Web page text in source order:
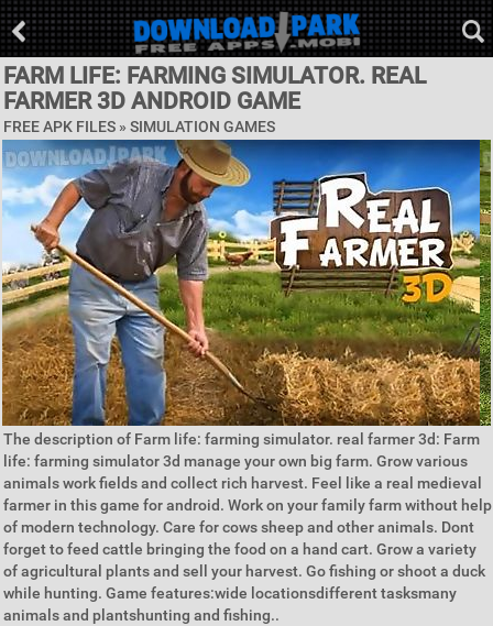
FARM LIFE: FARMING SIMULATOR. REAL
FARMER 3D ANDROID GAME
FREE APK FILES » SIMULATION GAMES
The description of Farm life: farming simulator. real farmer 3d: Farm
life: farming simulator 3d manage your own big farm. Grow various
animals work fields and collect rich harvest. Feel like a real medieval
farmer in this game for android. Work on your family farm without help
of modern technology. Care for cows sheep and other animals. Dont
forget to feed cattle bringing the food on a hand cart. Grow a variety
of agricultural plants and sell your harvest. Go fishing or shoot a duck
while hunting. Game features:wide locationsdifferent tasksmany
animals and plantshunting and fishing..